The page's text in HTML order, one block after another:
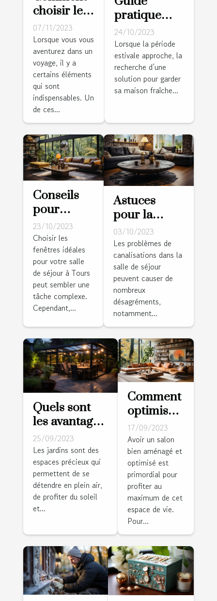
choisir le
meilleur
réveil de
voyage
pour vos
aventures
07/11/2023
Lorsque vous vous
aventurez dans un
voyage, il y a
certains éléments
qui sont
indispensables. Un
de ces...
pratique
pour choisir
la bonne
climatisation
pour votre
salle de
24/10/2023
Lorsque la période
estivale approche, la
recherche d’une
solution pour garder
sa maison fraîche...
Conseils
pour
choisir les
fenêtres
idéales
pour votre
salle de
séjour à
Tours
23/10/2023
Choisir les
fenêtres idéales
pour votre salle
de séjour à Tours
peut sembler une
tâche complexe.
Cependant,...
Astuces
pour la
prévention
des
problèmes
de
canalisations
dans la salle
de séjour
03/10/2023
Les problèmes de
canalisations dans la
salle de séjour
peuvent causer de
nombreux
désagréments,
notamment...
Quels sont
les avantages
d’installer
une pergola
bioclimatique
dans votre
jardin ?
25/09/2023
Les jardins sont des
espaces précieux qui
permettent de se
détendre en plein air,
de profiter du soleil
et...
Comment
optimiser
l'espace
de votre
salle de
séjour
17/09/2023
Avoir un salon
bien aménagé et
optimisé est
primordial pour
profiter au
maximum de cet
espace de vie.
Pour...